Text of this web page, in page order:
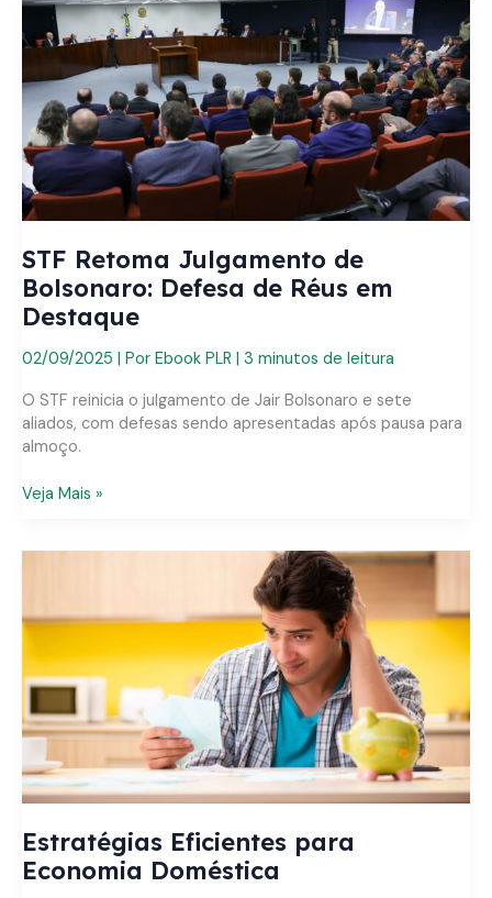
STF Retoma Julgamento de
Bolsonaro: Defesa de Réus em
Destaque
02/09/2025 | Por Ebook PLR | 3 minutos de leitura
O STF reinicia o julgamento de Jair Bolsonaro e sete
aliados, com defesas sendo apresentadas após pausa para
almoço.
STF
de
Réus
em
Veja Mais »
Estratégias Eficientes para
Economia Doméstica